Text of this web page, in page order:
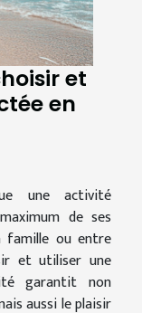
et
en
une activité
de ses
famille ou entre
et utiliser une
garantit non
aussi le plaisir